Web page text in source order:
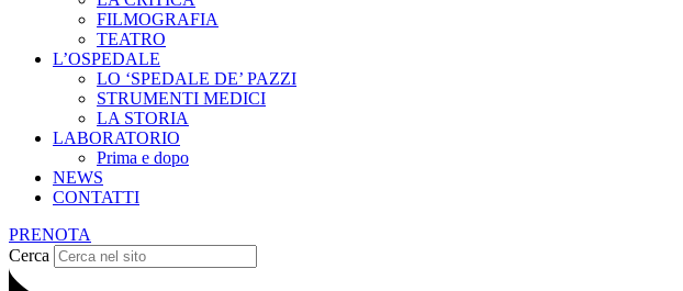
FILMOGRAFIA
TEATRO
L’OSPEDALE
LO ‘SPEDALE DE’ PAZZI
STRUMENTI MEDICI
LA STORIA
LABORATORIO
Prima e dopo
NEWS
CONTATTI
PRENOTA
Cerca